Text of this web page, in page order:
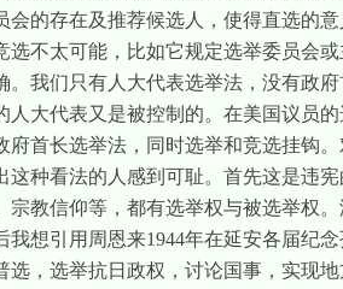
会的存在及推荐候选人，使得直选的
选不太可能，比如它规定选举委员会
。我们只有人大代表选举法，没有政
人大代表又是被控制的。在美国议员
府首长选举法，同时选举和竞选挂钩
这种看法的人感到可耻。首先这是违
宗教信仰等，都有选举权与被选举权
我想引用周恩来1944年在延安各届纪
选，选举抗日政权，讨论国事，实现